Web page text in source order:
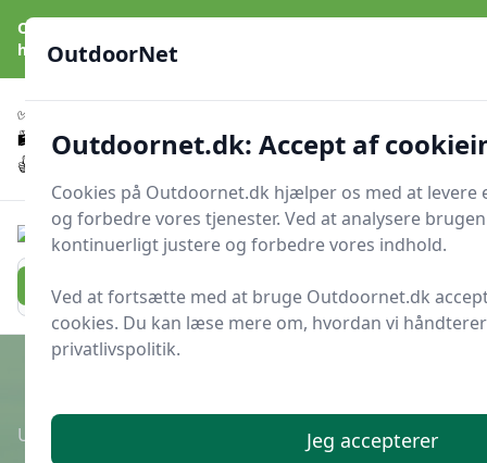
OutdoorNet - Inspiration, guides og grej til livet under åben
himmel
✅
🛍️ 23 produktyper 🔐Sikker nethandel
👍
OutdoorNet
Søg nu
Søg nu
Udgivet i
OutdoorNet
Outdoornet.dk: Accept af
Cookies på Outdoornet.dk hjælper os med at levere
og forbedre vores tjenester. Ved at analysere
kontinuerligt justere og forbedre vores indhold.
Ved at fortsætte med at bruge Outdoornet.dk
cookies. Du kan læse mere om, hvordan vi
privatlivspolitik.
Jeg accepterer